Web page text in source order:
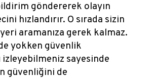
göndererek olayın
hızlandırır. O sırada sizin
aramanıza gerek kalmaz.
yokken güvenlik
izleyebilmeniz sayesinde
güvenliğini de